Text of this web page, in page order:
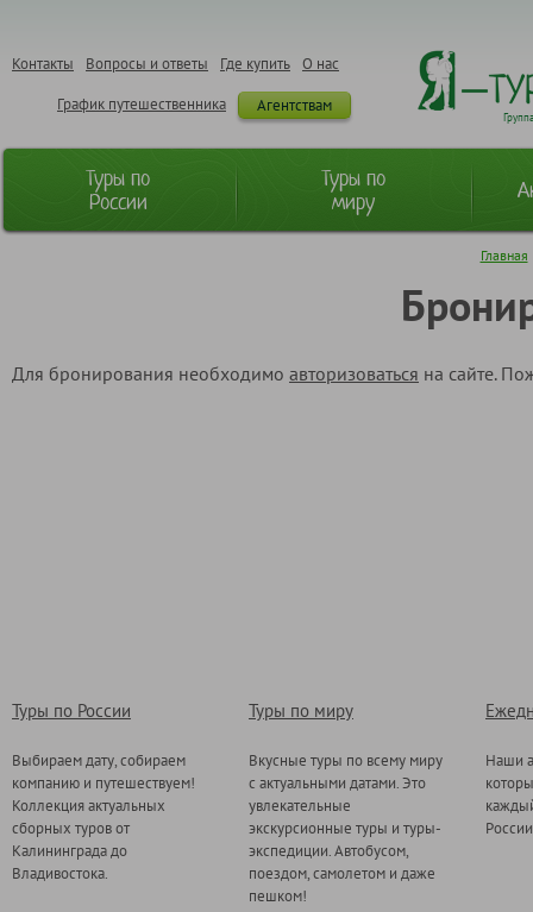
О нас
Где купить
Вопросы и ответы
Контакты
Агентствам
График путешественника
Туры по
России
Туры по
миру
Главная
Для бронирования необходимо авторизоваться на сайте.
Туры по России
Выбираем дату, собираем
компанию и путешествуем!
Коллекция актуальных
сборных туров от
Калининграда до
Владивостока.
Туры по миру
Вкусные туры по всему миру
с актуальными датами. Это
увлекательные
экскурсионные туры и туры-
экспедиции. Автобусом,
поездом, самолетом и даже
пешком!
Наши